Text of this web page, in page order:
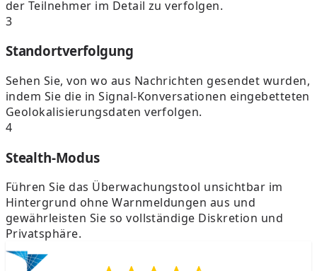
der Teilnehmer im Detail zu verfolgen.
3
Standortverfolgung
Sehen Sie, von wo aus Nachrichten gesendet wurden,
indem Sie die in Signal-Konversationen eingebetteten
Geolokalisierungsdaten verfolgen.
4
Stealth-Modus
Führen Sie das Überwachungstool unsichtbar im
Hintergrund ohne Warnmeldungen aus und
gewährleisten Sie so vollständige Diskretion und
Privatsphäre.